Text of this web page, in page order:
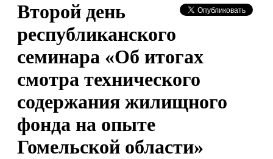
Второй день
республиканского
семинара «Об итогах
смотра технического
содержания жилищного
фонда на опыте
Гомельской области»